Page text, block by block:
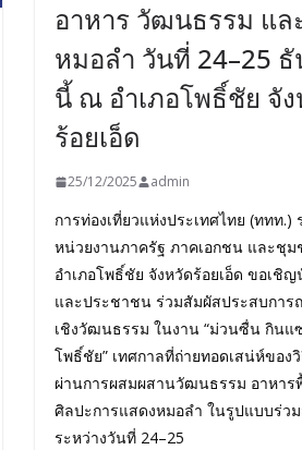
อาหาร วัฒนธรรม แล
หมอลำ วันที่ 24–25
นี้ ณ อำเภอโพธิ์ชัย จั
ร้อยเอ็ด
25/12/2025 admin
การท่องเที่ยวแห่งประเทศไทย (ททท.)
หน่วยงานภาครัฐ ภาคเอกชน และชุ
อำเภอโพธิ์ชัย จังหวัดร้อยเอ็ด ขอเชิญ
และประชาชน ร่วมสัมผัสประสบการ
เชิงวัฒนธรรม ในงาน “ม่วนซื่น กินแ
โพธิ์ชัย” เทศกาลที่ถ่ายทอดเสน่ห์ของ
ผ่านการผสมผสานวัฒนธรรม อาหาร
ศิลปะการแสดงหมอลำ ในรูปแบบร่ว
ระหว่างวันที่ 24–25